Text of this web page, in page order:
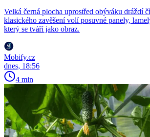
Velká černá plocha uprostřed obýváku dráždí
klasického zavěšení volí posuvné panely,
který se tváří jako obraz.
Mobify.cz
dnes, 18:56
4 min